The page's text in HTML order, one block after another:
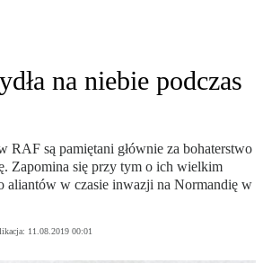
na niebie podczas
RAF są pamiętani głównie za bohaterstwo
Zapomina się przy tym o ich wielkim
aliantów w czasie inwazji na Normandię w
11.08.2019 00:01